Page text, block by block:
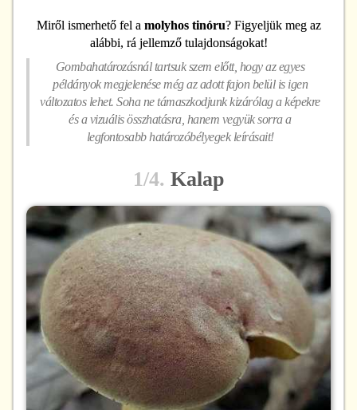
Miről ismerhető fel a molyhos tinóru? Figyeljük meg az
alábbi, rá jellemző tulajdonságokat!
Gombahatározásnál tartsuk szem előtt, hogy az egyes
példányok megjelenése még az adott fajon belül is igen
változatos lehet. Soha ne támaszkodjunk kizárólag a képekre
és a vizuális összhatásra, hanem vegyük sorra a
legfontosabb határozóbélyegek leírásait!
1/4. Kalap